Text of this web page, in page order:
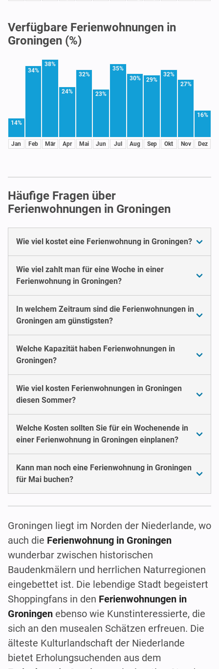
Verfügbare Ferienwohnungen in
Groningen (%)
14%
Jan
34%
Feb
38%
Mär
24%
Apr
32%
Mai
23%
Jun
35%
Jul
30%
Aug
29%
Sep
32%
Okt
27%
Nov
16%
Dez
Häufige Fragen über
Ferienwohnungen in Groningen
Wie viel kostet eine Ferienwohnung in Groningen?
Wie viel zahlt man für eine Woche in einer
Ferienwohnung in Groningen?
In welchem Zeitraum sind die Ferienwohnungen in
Groningen am günstigsten?
Welche Kapazität haben Ferienwohnungen in
Groningen?
Wie viel kosten Ferienwohnungen in Groningen
diesen Sommer?
Welche Kosten sollten Sie für ein Wochenende in
einer Ferienwohnung in Groningen einplanen?
Kann man noch eine Ferienwohnung in Groningen
für Mai buchen?
Groningen liegt im Norden der Niederlande, wo
auch die Ferienwohnung in Groningen
wunderbar zwischen historischen
Baudenkmälern und herrlichen Naturregionen
eingebettet ist. Die lebendige Stadt begeistert
Shoppingfans in den Ferienwohnungen in
Groningen ebenso wie Kunstinteressierte, die
sich an den musealen Schätzen erfreuen. Die
älteste Kulturlandschaft der Niederlande
bietet Erholungsuchenden aus dem